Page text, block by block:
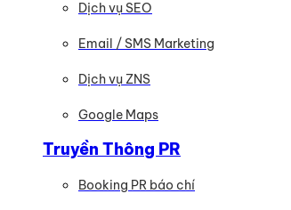
Dịch vụ SEO
Email / SMS Marketing
Dịch vụ ZNS
Google Maps
Truyền Thông PR
Booking PR báo chí